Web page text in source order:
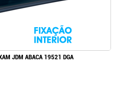
JDM ABACA 19521 DGA
a comprar